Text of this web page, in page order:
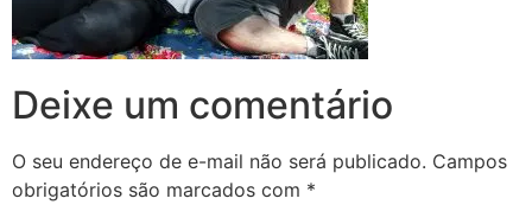
Deixe um comentário
O seu endereço de e-mail não será publicado. Campos
obrigatórios são marcados com *